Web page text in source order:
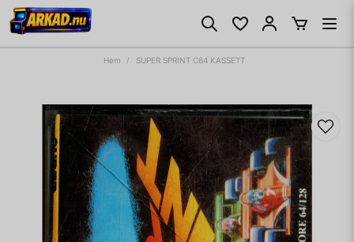
Hem SUPER SPRINT C64 KASSETT